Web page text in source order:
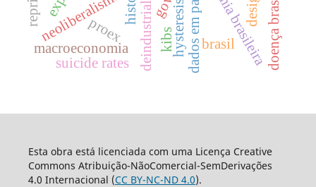
dados em painel
neoliberalismo brasil
macroeconomia
suicide rates
hysteresis
proex kibs
Esta obra está licenciada com uma Licença Creative
Commons Atribuição-NãoComercial-SemDerivações
4.0 Internacional (CC BY-NC-ND 4.0).